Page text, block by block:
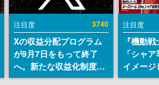
注目度 3740
Xの収益分配プログラム
が9月7日をもって終了
へ。新たな収益化制度
「Original Content
注目度
『機動
「シャ
イメージ
リールが